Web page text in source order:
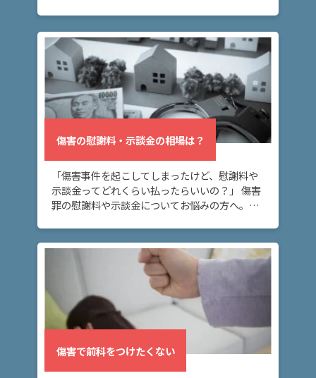
ースにつ […]
傷害の慰謝料・示談金の相場は？
「傷害事件を起こしてしまったけど、慰謝料や
示談金ってどれくらい払ったらいいの？」 傷害
罪の慰謝料や示談金についてお悩みの方へ。こ
て、解説し […]
傷害で前科をつけたくない